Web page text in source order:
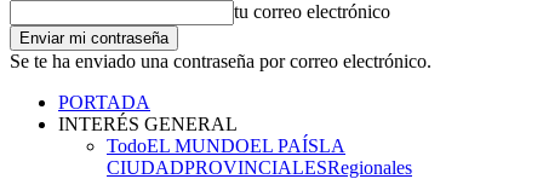
tu correo electrónico
Se te ha enviado una contraseña por correo electrónico.
PORTADA
INTERÉS GENERAL
TodoEL MUNDOEL PAÍSLA
CIUDADPROVINCIALESRegionales